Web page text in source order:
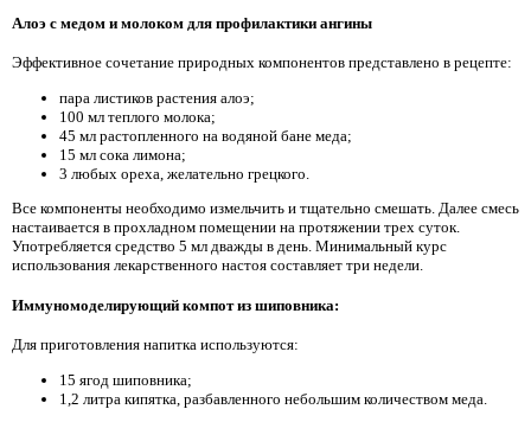
Алоэ с медом и молоком для профилактики ангины
Эффективное сочетание природных компонентов представлено в рецепте:
пара листиков растения алоэ;
100 мл теплого молока;
45 мл растопленного на водяной бане меда;
15 мл сока лимона;
3 любых ореха, желательно грецкого.
Все компоненты необходимо измельчить и тщательно смешать. Далее смесь
настаивается в прохладном помещении на протяжении трех суток.
Употребляется средство 5 мл дважды в день. Минимальный курс
использования лекарственного настоя составляет три недели.
Иммуномоделирующий компот из шиповника:
Для приготовления напитка используются:
15 ягод шиповника;
1,2 литра кипятка, разбавленного небольшим количеством меда.